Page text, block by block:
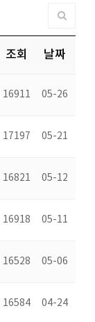
조회 날짜
16911 05-26
17197 05-21
16821 05-12
16918 05-11
16528 05-06
16584 04-24